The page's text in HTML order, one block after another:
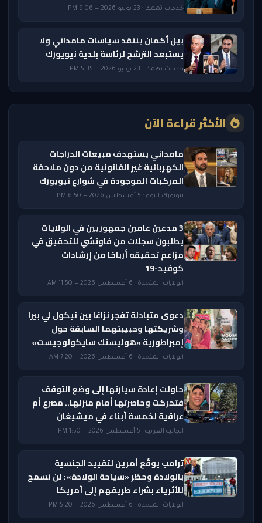
خدمات تهمك · 23 يوليو 2026 — 9:06 PM
بيل أكمان ينتقد سياسات مامداني ولا
يستبعد الترشح لرئاسة بلدية نيويورك
خدمات تهمك · 23 يوليو 2026 — 5:35 PM
الأكثر قراءة الآن
مامداني يستهدف مبيعات الدراجات
الكهربائية غير القانونية من دون ملاحقة
المركبات الموجودة في شوارع نيويورك
نيويورك اليوم · 5 أغسطس 2026 — 6:50 PM
3 مدعين عامين جمهوريين في الولايات
يطلبون سجلات من فاوتشي للتحقيق في
مزاعم تحقيقه أرباحًا من إرشادات
كوفيد-19
الولايات المتحدة · 6 أغسطس 2026 — 11:50 AM
دعوى متبادلة تفجر نزاعًا بين نيكول لي بيرا
وشريكتها وحبيبتهما السابقة حول
إمبراطورية «هوليستك سايكولوجيست»
الولايات المتحدة · 6 أغسطس 2026 — 7:20 AM
حاولت إعادة سيارتها إلى وضع التوقف
فتحركت وحاصرتها أمام منزلها.. مصرع أم
عراقية لخمسة أبناء في ميشيغان
الجالية العربية · 5 أغسطس 2026 — 1:50 PM
ترامب يوقّع أمرين لتقييد الجنسية
بالولادة وحظر «سياحة الولادة»: لن نسمح
للأثرياء بشراء طريقهم إلى أمريكا
الولايات المتحدة · 6 أغسطس 2026 — 5:20 PM